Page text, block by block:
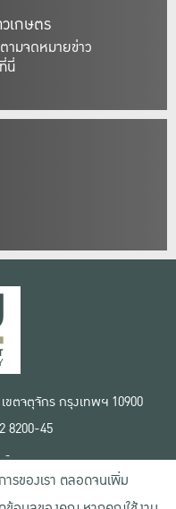
เกษตร
มจดหมายข่าว
นี่
ขตจตุจักร กรุงเทพฯ 10900
8200-45
ไซต์
าน
นตัว
ารของเรา ตลอดจนเพิ่ม